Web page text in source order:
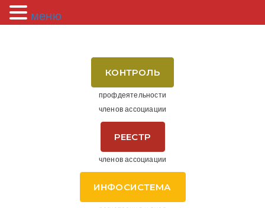
КОНТРОЛЬ
профдеятельности
членов ассоциации
РЕЕСТР
членов ассоциации
ИНФОСИСТЕМА
меню